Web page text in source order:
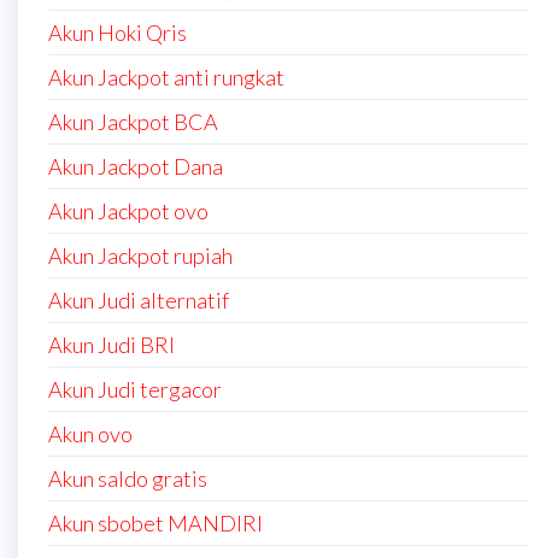
Akun Hoki Qris
Akun Jackpot anti rungkat
Akun Jackpot BCA
Akun Jackpot Dana
Akun Jackpot ovo
Akun Jackpot rupiah
Akun Judi alternatif
Akun Judi BRI
Akun Judi tergacor
Akun ovo
Akun saldo gratis
Akun sbobet MANDIRI